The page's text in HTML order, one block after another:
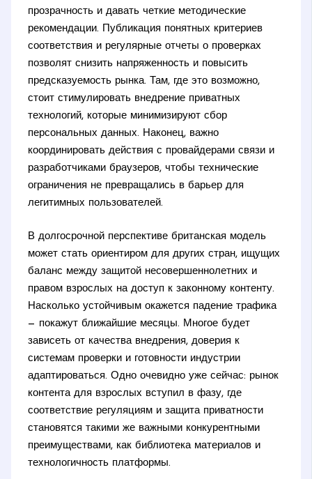
прозрачность и давать четкие методические
рекомендации. Публикация понятных критериев
соответствия и регулярные отчеты о проверках
позволят снизить напряженность и повысить
предсказуемость рынка. Там, где это возможно,
стоит стимулировать внедрение приватных
технологий, которые минимизируют сбор
персональных данных. Наконец, важно
координировать действия с провайдерами связи и
разработчиками браузеров, чтобы технические
ограничения не превращались в барьер для
легитимных пользователей.
В долгосрочной перспективе британская модель
может стать ориентиром для других стран, ищущих
баланс между защитой несовершеннолетних и
правом взрослых на доступ к законному контенту.
Насколько устойчивым окажется падение трафика
— покажут ближайшие месяцы. Многое будет
зависеть от качества внедрения, доверия к
системам проверки и готовности индустрии
адаптироваться. Одно очевидно уже сейчас: рынок
контента для взрослых вступил в фазу, где
соответствие регуляциям и защита приватности
становятся такими же важными конкурентными
преимуществами, как библиотека материалов и
технологичность платформы.